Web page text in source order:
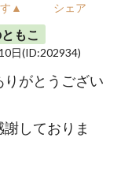
▲ シェア
もこ
日(ID:202934)
りがとうござい
しておりま